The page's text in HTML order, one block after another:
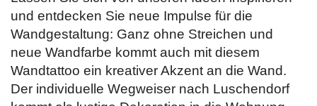
und entdecken Sie neue Impulse für die
Wandgestaltung: Ganz ohne Streichen und
neue Wandfarbe kommt auch mit diesem
Wandtattoo ein kreativer Akzent an die Wand.
Der individuelle Wegweiser nach Luschendorf